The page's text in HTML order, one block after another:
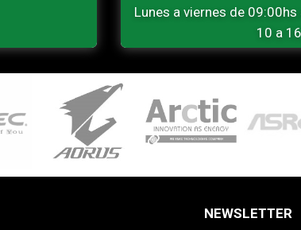
Lunes a viernes de
10 a
NEWSLETTER